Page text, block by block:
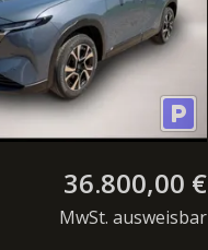
36.800,00 €
MwSt. ausweisbar